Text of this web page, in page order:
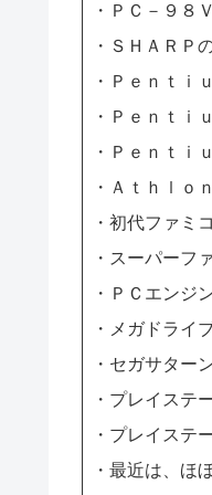
・ＰＣ－９８
・ＳＨＡＲＰ
・Ｐｅｎｔｉ
・Ｐｅｎｔｉ
・Ｐｅｎｔｉ
・Ａｔｈｌｏ
・初代ファミ
・スーパーフ
・ＰＣエンジ
・メガドライ
・セガサター
・プレイステ
・プレイステ
・最近は、ほ